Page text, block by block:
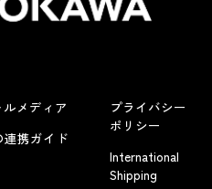
メディア
連携ガイド
プライバシー
ポリシー
International
Shipping